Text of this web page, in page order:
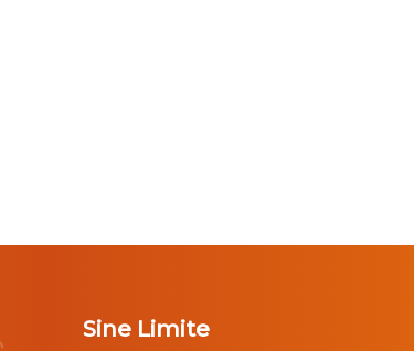
Sine Limite